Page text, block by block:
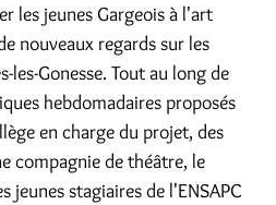
les jeunes Gargeois à l'art
nouveaux regards sur les
les-Gonesse. Tout au long de
hebdomadaires proposés
en charge du projet, des
compagnie de théâtre, le
jeunes stagiaires de l'ENSAPC